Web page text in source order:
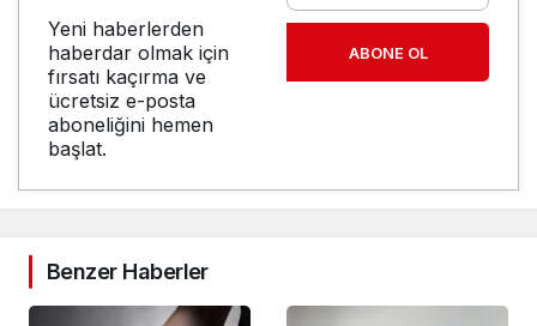
Yeni haberlerden
haberdar olmak için
fırsatı kaçırma ve
ücretsiz e-posta
aboneliğini hemen
başlat.
ABONE OL
Benzer Haberler